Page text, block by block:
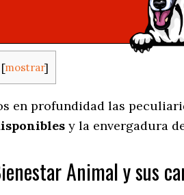
[mostrar]
en profundidad las
y la envergadura
Animal y sus